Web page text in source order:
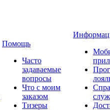
Помощь
Часто
задаваемые
вопросы
Что с моим
заказом
Тизеры